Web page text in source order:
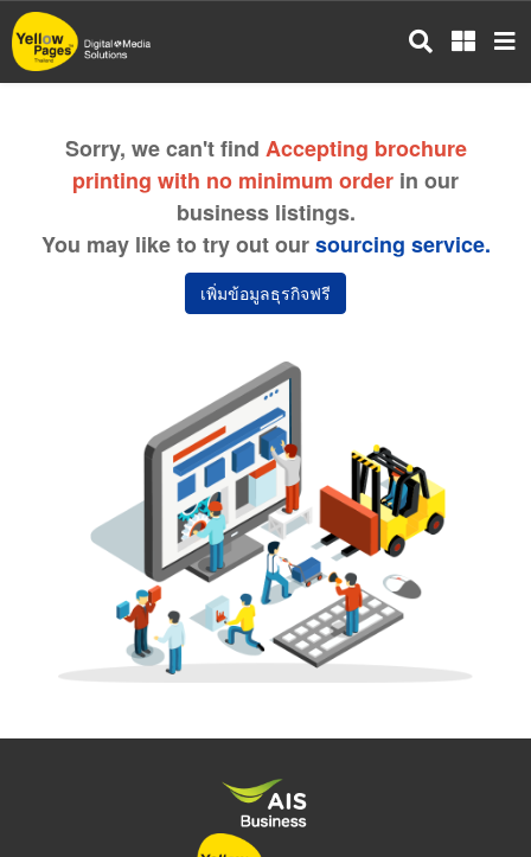
ข้าม
ไป
Sorry, we can't find Accepting brochure
printing with no minimum order in our
business listings.
You may like to try out oursourcing service.
เพิ่มข้อมูลธุรกิจฟรี